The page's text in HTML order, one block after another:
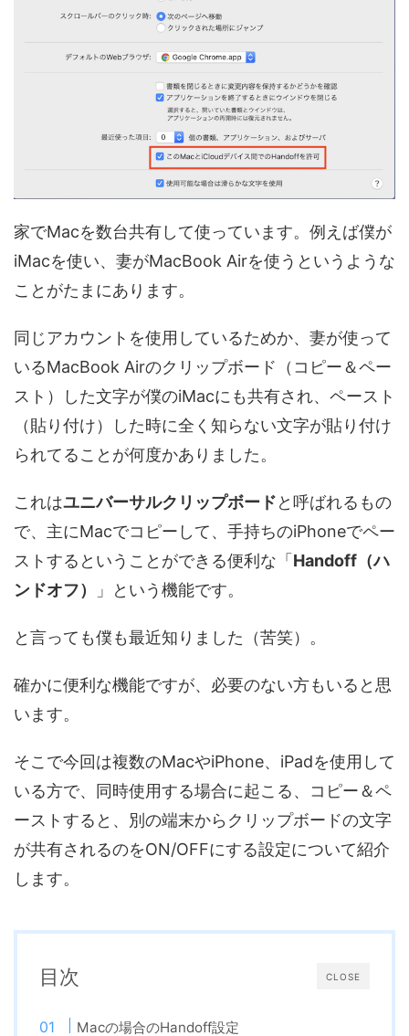
家でMacを数台共有して使っています。例えば僕が
iMacを使い、妻がMacBook Airを使うというような
ことがたまにあります。
同じアカウントを使用しているためか、妻が使って
いるMacBook Airのクリップボード（コピー＆ペー
スト）した文字が僕のiMacにも共有され、ペースト
（貼り付け）した時に全く知らない文字が貼り付け
られてることが何度かありました。
これはユニバーサルクリップボードと呼ばれるもの
で、主にMacでコピーして、手持ちのiPhoneでペー
ストするということができる便利な「 Handoff（ハ
ンドオフ）
」という機能です。
と言っても僕も最近知りました（苦笑）。
確かに便利な機能ですが、必要のない方もいると思
います。
そこで今回は複数のMacやiPhone、iPadを使用して
いる方で、同時使用する場合に起こる、コピー＆ペ
ーストすると、別の端末からクリップボードの文字
が共有されるのをON/OFFにする設定について紹介
します。
CLOSE
目次
Macの場合のHandoff設定